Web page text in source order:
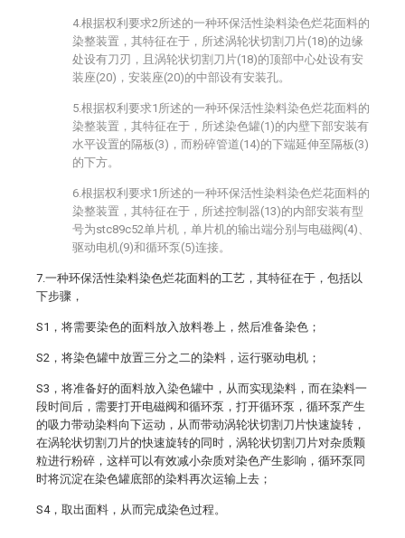
4.根据权利要求2所述的一种环保活性染料染色烂花面料的
染整装置，其特征在于，所述涡轮状切割刀片(18)的边缘
处设有刀刃，且涡轮状切割刀片(18)的顶部中心处设有安
装座(20)，安装座(20)的中部设有安装孔。
5.根据权利要求1所述的一种环保活性染料染色烂花面料的
染整装置，其特征在于，所述染色罐(1)的内壁下部安装有
水平设置的隔板(3)，而粉碎管道(14)的下端延伸至隔板(3)
的下方。
6.根据权利要求1所述的一种环保活性染料染色烂花面料的
染整装置，其特征在于，所述控制器(13)的内部安装有型
号为stc89c52单片机，单片机的输出端分别与电磁阀(4)、
驱动电机(9)和循环泵(5)连接。
7.一种环保活性染料染色烂花面料的工艺，其特征在于，包括以
下步骤，
S1，将需要染色的面料放入放料卷上，然后准备染色；
S2，将染色罐中放置三分之二的染料，运行驱动电机；
S3，将准备好的面料放入染色罐中，从而实现染料，而在染料一
段时间后，需要打开电磁阀和循环泵，打开循环泵，循环泵产生
的吸力带动染料向下运动，从而带动涡轮状切割刀片快速旋转，
在涡轮状切割刀片的快速旋转的同时，涡轮状切割刀片对杂质颗
粒进行粉碎，这样可以有效减小杂质对染色产生影响，循环泵同
时将沉淀在染色罐底部的染料再次运输上去；
S4，取出面料，从而完成染色过程。